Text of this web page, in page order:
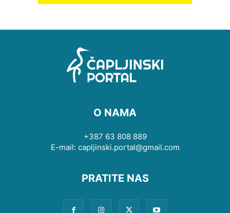
O NAMA
+387 63 808 889
E-mail: capljinski.portal@gmail.com
PRATITE NAS